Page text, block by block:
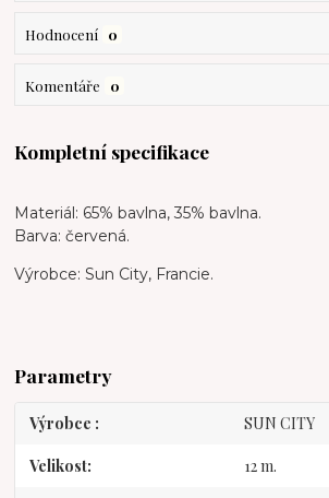
Hodnocení 0
Komentáře 0
Kompletní specifikace
Materiál: 65% bavlna, 35% bavlna.
Barva: červená.
Výrobce: Sun City, Francie.
Parametry
Výrobce SUN CITY
Velikost 12 m.